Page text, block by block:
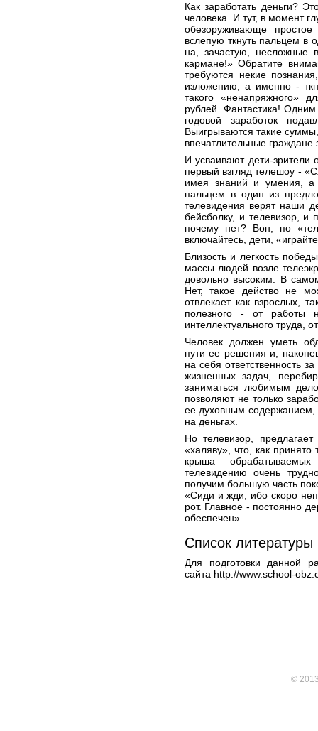
Как заработать деньги?
человека. И тут, в момент
обезоруживающе
вслепую ткнуть пальцем в
на, зачастую, несложные
кармане!» Обратите
требуются некие
изложению, а именно -
такого «ненапряжного»
рублей. Фантастика!
годовой заработок
Выигрываются такие
впечатлительные
И усваивают дети-
первый взгляд телешоу -
имея знаний и умения, а
пальцем в один из
телевидения верят наши
бейсболку, и телевизор, и
почему нет? Вон, по
включайтесь, дети,
Близость и легкость
массы людей возле
довольно высоким. В
Нет, такое действо не
отвлекает как взрослых,
полезного - от работы
интеллектуального труда,
Человек должен уметь
пути ее решения и,
на себя ответственность
жизненных задач,
заниматься любимым
позволяют не только
ее духовным содержанием,
на деньгах.
Но телевизор,
«халяву», что, как принято
крыша обрабатываемых
телевидению очень
получим большую часть
«Сиди и жди, ибо скоро
рот. Главное - постоянно
обеспечен».
Список литературы
Для подготовки данной
сайта http://www.school-
©